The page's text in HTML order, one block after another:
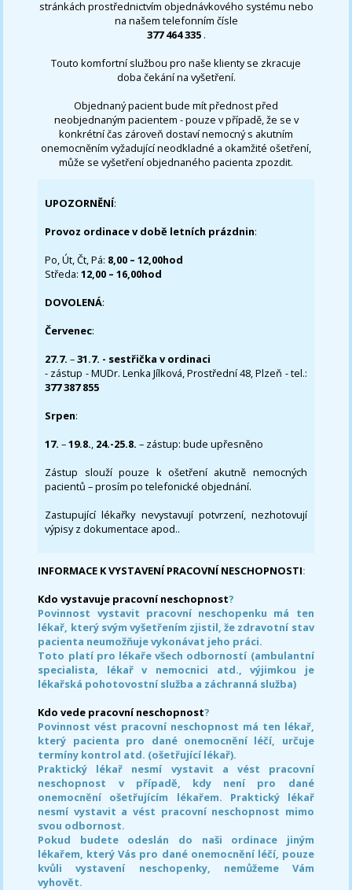
stránkách prostřednictvím objednávkového systému nebo
na našem telefonním čísle
377 464 335 .
Touto komfortní službou pro naše klienty se zkracuje
doba čekání na vyšetření.
Objednaný pacient bude mít přednost před
neobjednaným pacientem - pouze v případě, že se v
konkrétní čas zároveň dostaví nemocný s akutním
onemocněním vyžadující neodkladné a okamžité ošetření,
může se vyšetření objednaného pacienta zpozdit.
UPOZORNĚNÍ:
Provoz ordinace v době letních prázdnin:
Po, Út, Čt, Pá: 8,00 – 12,00hod
Středa:12,00 – 16,00hod
DOVOLENÁ:
Červenec:
27.7.–31.7. - sestřička v ordinaci
- zástup - MUDr. Lenka Jílková, Prostřední 48, Plzeň - tel.:
377 387 855
Srpen:
17. –19.8., 24.-25.8. – zástup: bude upřesněno
Zástup slouží pouze k ošetření akutně nemocných
pacientů – prosím po telefonické objednání.
Zastupující lékařky nevystavují potvrzení, nezhotovují
výpisy z dokumentace apod..
INFORMACE K VYSTAVENÍ PRACOVNÍ NESCHOPNOSTI:
Kdo vystavuje pracovní neschopnost?
Povinnost vystavit pracovní neschopenku má ten
lékař, který svým vyšetřením zjistil, že zdravotní stav
pacienta neumožňuje vykonávat jeho práci.
Toto platí pro lékaře všech odborností (ambulantní
specialista, lékař v nemocnici atd., výjimkou je
lékařská pohotovostní služba a záchranná služba)
Kdo vede pracovní neschopnost?
Povinnost vést pracovní neschopnost má ten lékař,
který pacienta pro dané onemocnění léčí, určuje
termíny kontrol atd. (ošetřující lékař).
Praktický lékař nesmí vystavit a vést pracovní
neschopnost v případě, kdy není pro dané
onemocnění ošetřujícím lékařem. Praktický lékař
nesmí vystavit a vést pracovní neschopnost mimo
svou odbornost.
Pokud budete odeslán do naši ordinace jiným
lékařem, který Vás pro dané onemocnění léčí, pouze
kvůli vystavení neschopenky, nemůžeme Vám
vyhovět.